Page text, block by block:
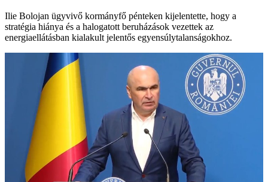
Ilie Bolojan ügyvivő kormányfő pénteken kijelentette, hogy a
stratégia hiánya és a halogatott beruházások vezettek az
energiaellátásban kialakult jelentős egyensúlytalanságokhoz.